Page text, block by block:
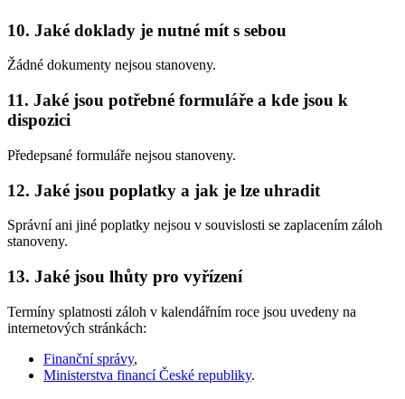
10. Jaké doklady je nutné mít s sebou
Žádné dokumenty nejsou stanoveny.
11. Jaké jsou potřebné formuláře a kde jsou k
dispozici
Předepsané formuláře nejsou stanoveny.
12. Jaké jsou poplatky a jak je lze uhradit
Správní ani jiné poplatky nejsou v souvislosti se zaplacením záloh
stanoveny.
13. Jaké jsou lhůty pro vyřízení
Termíny splatnosti záloh v kalendářním roce jsou uvedeny na
internetových stránkách:
Finanční správy,
Ministerstva financí České republiky.